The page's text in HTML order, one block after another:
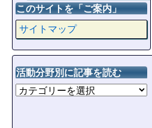
このサイトを「ご案内」
サイトマップ
活動分野別に記事を読む